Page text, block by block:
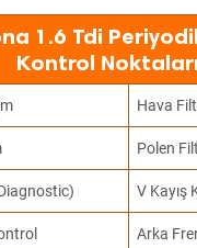
1.6 Tdi
Kontrol Noktaları
Hava
Polen
V Kayış
Arka